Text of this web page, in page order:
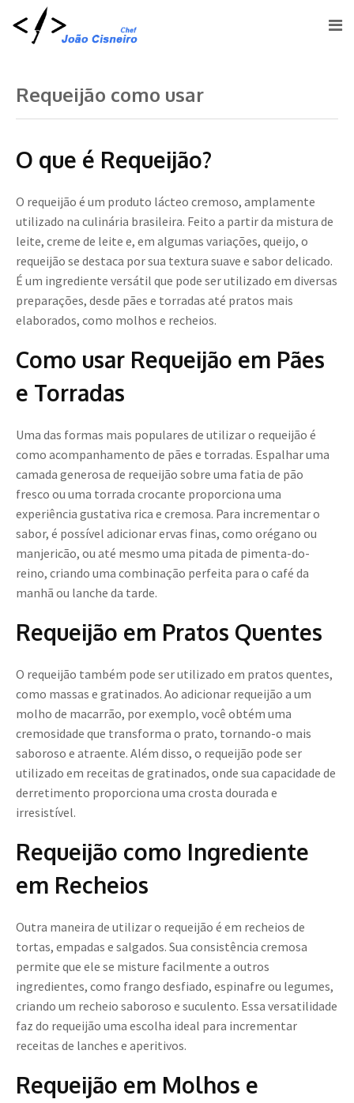
Requeijão como usar
O que é Requeijão?
O requeijão é um produto lácteo cremoso, amplamente
utilizado na culinária brasileira. Feito a partir da mistura de
leite, creme de leite e, em algumas variações, queijo, o
requeijão se destaca por sua textura suave e sabor delicado.
É um ingrediente versátil que pode ser utilizado em diversas
preparações, desde pães e torradas até pratos mais
elaborados, como molhos e recheios.
Como usar Requeijão em Pães
e Torradas
Uma das formas mais populares de utilizar o requeijão é
como acompanhamento de pães e torradas. Espalhar uma
camada generosa de requeijão sobre uma fatia de pão
fresco ou uma torrada crocante proporciona uma
experiência gustativa rica e cremosa. Para incrementar o
sabor, é possível adicionar ervas finas, como orégano ou
manjericão, ou até mesmo uma pitada de pimenta-do-
reino, criando uma combinação perfeita para o café da
manhã ou lanche da tarde.
Requeijão em Pratos Quentes
O requeijão também pode ser utilizado em pratos quentes,
como massas e gratinados. Ao adicionar requeijão a um
molho de macarrão, por exemplo, você obtém uma
cremosidade que transforma o prato, tornando-o mais
saboroso e atraente. Além disso, o requeijão pode ser
utilizado em receitas de gratinados, onde sua capacidade de
derretimento proporciona uma crosta dourada e
irresistível.
Requeijão como Ingrediente
em Recheios
Outra maneira de utilizar o requeijão é em recheios de
tortas, empadas e salgados. Sua consistência cremosa
permite que ele se misture facilmente a outros
ingredientes, como frango desfiado, espinafre ou legumes,
criando um recheio saboroso e suculento. Essa versatilidade
faz do requeijão uma escolha ideal para incrementar
receitas de lanches e aperitivos.
Requeijão em Molhos e